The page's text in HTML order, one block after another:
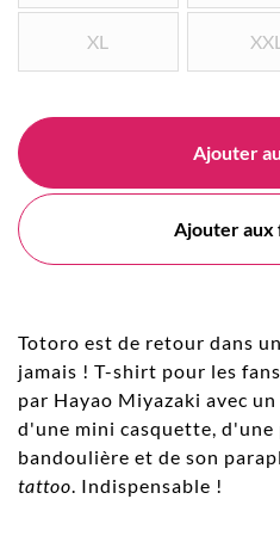
XL XXL
Ajouter
Ajouter aux
Totoro est de retour dans
jamais ! T-shirt pour les
par Hayao Miyazaki avec
d'une mini casquette, d'une
bandoulière et de son
tattoo. Indispensable !